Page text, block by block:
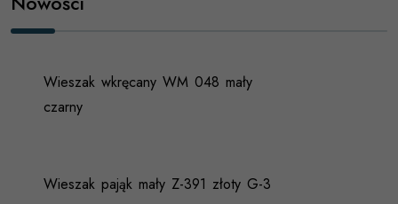
Wieszak wkręcany WM 048 mały
czarny
Wieszak pająk mały Z-391 złoty G-3